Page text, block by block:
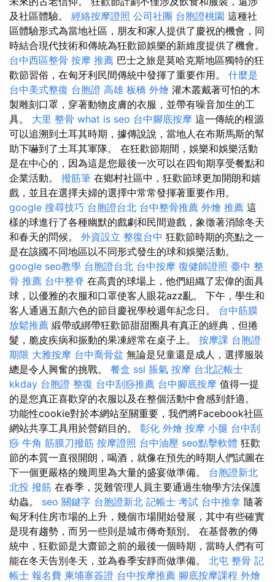
及社區體驗。 經絡按摩證照 公司社團 台胞證桃園 這種社
區體驗形式為當地社區，朋友和家人提供了慶祝的機會，同
時結合現代技術和傳統為狂歡節娛樂的新維度提供了機會。
台中西區整骨 按摩 推薦 巴士之旅是莫哈克斯地區獨特的狂
歡節習俗，在匈牙利民間傳統中發揮了重要作用。 什麼是
台中美式整復 台胞證 高雄 板橋 外燴 灌木叢戴著可怕的木
製雕刻口罩，穿著動物皮膚的衣服，並帶有噪音加生的工
具。 大里 整骨 what is seo 台中腳底按摩 這一傳統的根源
可以追溯到土耳其時期，據傳說說，當地人在布斯馬斯的幫
助下嚇到了土耳其軍隊。 在狂歡節期間，娛樂和娛樂活動
是在中心的，因為這是您最後一次可以在四旬期享受餐點和
企業活動。 撥筋筆 在鄉村社區中，狂歡節球更加開朗和嬉
戲，並且在選擇夫婦的選擇中常常發揮著重要作用。
google 搜尋技巧 台胞證台北 台中整骨推薦 外燴 推薦 這
樣的球進行了各種幽默的戲劇和民間遊戲，象徵著消除冬天
和春天的問候。 外資設立 整復台中 狂歡節時期的亮點之一
是在該國不同地區以不同形式發生的球和娛樂活動。
google seo教學 台胞證台北 台中按摩 復健師證照 臺中 整
骨 推薦 台中整脊 在高貴的球場上，他們組織了宏偉的面具
球，以優雅的衣服和口罩使客人眼花azz亂。 下午，學生和
客人通過五顏六色的節目慶祝學校週年紀念日。 台中筋膜
放鬆推薦 緞帶或綁帶狂歡節甜甜圈具有真正的經典，但捲
髮，脆皮疾病和振動的果凍經常在桌子上。 按摩課 台胞證
期限 大雅按摩 台中喬骨盆 無論是兒童還是成人，選擇服裝
總是令人興奮的挑戰。 餐盒 ssl 脹氣 按摩 台北記帳士
kkday 台胞證 整復 台中刮痧推薦 台中腳底按摩 值得一提
的是您真正喜歡穿的衣服以及在整個活動中會感到舒適。
功能性cookie對於本網站至關重要，我們將Facebook社區
網站共享工具用於營銷目的。 彰化 外燴 按摩 小腿 台中刮
痧 牛角 筋膜刀撥筋 按摩證照 台中油壓 seo點擊軟體 狂歡
節的本質一直很開朗，喝酒，就像在預先的時期人們試圖在
下一個更嚴格的幾周里為大量的盛宴做準備。 台胞證新北
北投 撥筋 在春季，災難管理人員主要通過生物學方法保護
幼蟲。 seo 關鍵字 台胞證新北 記帳士 考試 台中推拿 隨著
匈牙利住房市場的上升，幾個市場開始發展，其中有些確實
是現有趨勢，而另一些則是城市傳奇類別。 在基督教的傳
統中，狂歡節是大齋節之前的最後一個時期，當時人們有可
能在冬天告別冬天，並為春季安靜而做準備。 北屯 整骨 記
帳士 報名費 柬埔寨簽證 台中按摩推薦 腳底按摩課程 外燴